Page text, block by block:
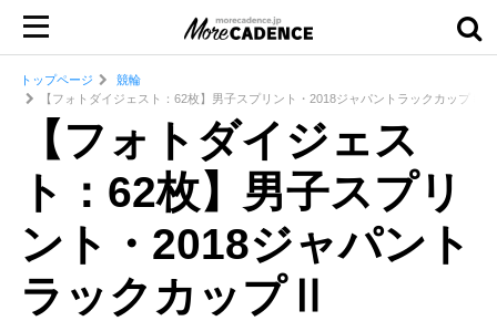
トップページ
競輪
【フォトダイジェスト：62枚】男子スプリント・2018ジャパントラックカップⅡ
【フォトダイジェス
ト：62枚】男子スプリ
ント・2018ジャパント
ラックカップⅡ